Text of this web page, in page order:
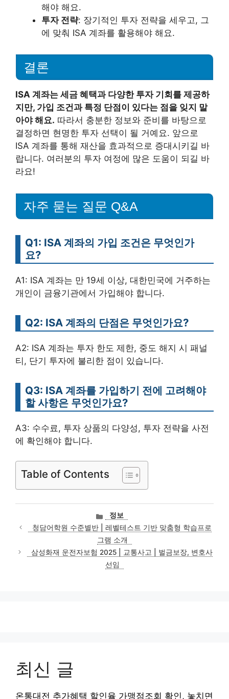
해야 해요.
투자 전략: 장기적인 투자 전략을 세우고, 그
에 맞춰 ISA 계좌를 활용해야 해요.
결론
ISA 계좌는 세금 혜택과 다양한 투자 기회를 제공하
지만, 가입 조건과 특정 단점이 있다는 점을 잊지 말
아야 해요. 따라서 충분한 정보와 준비를 바탕으로
결정하면 현명한 투자 선택이 될 거예요. 앞으로
ISA 계좌를 통해 재산을 효과적으로 증대시키길 바
랍니다. 여러분의 투자 여정에 많은 도움이 되길 바
라요!
자주 묻는 질문 Q&A
Q1: ISA 계좌의 가입 조건은 무엇인가
요?
A1: ISA 계좌는 만 19세 이상, 대한민국에 거주하는
개인이 금융기관에서 가입해야 합니다.
Q2: ISA 계좌의 단점은 무엇인가요?
A2: ISA 계좌는 투자 한도 제한, 중도 해지 시 패널
티, 단기 투자에 불리한 점이 있습니다.
Q3: ISA 계좌를 가입하기 전에 고려해야
할 사항은 무엇인가요?
A3: 수수료, 투자 상품의 다양성, 투자 전략을 사전
에 확인해야 합니다.
Table of Contents
카
테
고
리
정보
청담어학원 수준별반 | 레벨테스트 기반 맞춤형 학습프로
그램 소개
삼성화재 운전자보험 2025 | 교통사고 | 벌금보장, 변호사
선임
최신 글
온통대전 추가혜택 할인율 가맹점조회 확인, 놓치면